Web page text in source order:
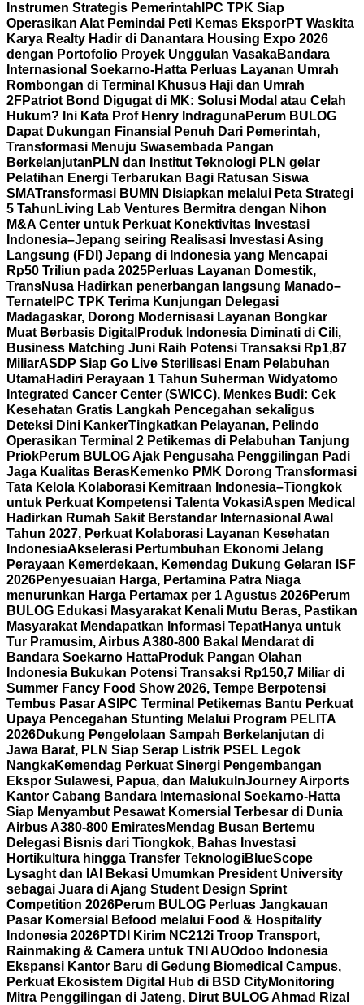
Instrumen Strategis Pemerintah IPC TPK Siap
Operasikan Alat Pemindai Peti Kemas EksporPT Waskita
Karya Realty Hadir di Danantara Housing Expo 2026
dengan Portofolio Proyek Unggulan VasakaBandara
Internasional Soekarno-Hatta Perluas Layanan Umrah
Rombongan di Terminal Khusus Haji dan Umrah
2FPatriot Bond Digugat di MK: Solusi Modal atau Celah
Hukum? Ini Kata Prof Henry IndragunaPerum BULOG
Dapat Dukungan Finansial Penuh Dari Pemerintah,
Transformasi Menuju Swasembada Pangan
Berkelanjutan PLN dan Institut Teknologi PLN gelar
Pelatihan Energi Terbarukan Bagi Ratusan Siswa
SMATransformasi BUMN Disiapkan melalui Peta Strategi
5 Tahun Living Lab Ventures Bermitra dengan Nihon
M&A Center untuk Perkuat Konektivitas Investasi
Indonesia–Jepang seiring Realisasi Investasi Asing
Langsung (FDI) Jepang di Indonesia yang Mencapai
Rp50 Triliun pada 2025Perluas Layanan Domestik,
TransNusa Hadirkan penerbangan langsung Manado–
Ternate IPC TPK Terima Kunjungan Delegasi
Madagaskar, Dorong Modernisasi Layanan Bongkar
Muat Berbasis Digital Produk Indonesia Diminati di Cili,
Business Matching Juni Raih Potensi Transaksi Rp1,87
MiliarASDP Siap Go Live Sterilisasi Enam Pelabuhan
UtamaHadiri Perayaan 1 Tahun Suherman Widyatomo
Integrated Cancer Center (SWICC), Menkes Budi: Cek
Kesehatan Gratis Langkah Pencegahan sekaligus
Deteksi Dini KankerTingkatkan Pelayanan, Pelindo
Operasikan Terminal 2 Petikemas di Pelabuhan Tanjung
PriokPerum BULOG Ajak Pengusaha Penggilingan Padi
Jaga Kualitas BerasKemenko PMK Dorong Transformasi
Tata Kelola Kolaborasi Kemitraan Indonesia–Tiongkok
untuk Perkuat Kompetensi Talenta VokasiAspen Medical
Hadirkan Rumah Sakit Berstandar Internasional Awal
Tahun 2027, Perkuat Kolaborasi Layanan Kesehatan
IndonesiaAkselerasi Pertumbuhan Ekonomi Jelang
Perayaan Kemerdekaan, Kemendag Dukung Gelaran ISF
2026Penyesuaian Harga, Pertamina Patra Niaga
menurunkan Harga Pertamax per 1 Agustus 2026Perum
BULOG Edukasi Masyarakat Kenali Mutu Beras, Pastikan
Masyarakat Mendapatkan Informasi TepatHanya untuk
Tur Pramusim, Airbus A380-800 Bakal Mendarat di
Bandara Soekarno HattaProduk Pangan Olahan
Indonesia Bukukan Potensi Transaksi Rp150,7 Miliar di
Summer Fancy Food Show 2026, Tempe Berpotensi
Tembus Pasar AS IPC Terminal Petikemas Bantu Perkuat
Upaya Pencegahan Stunting Melalui Program PELITA
2026Dukung Pengelolaan Sampah Berkelanjutan di
Jawa Barat, PLN Siap Serap Listrik PSEL Legok
NangkaKemendag Perkuat Sinergi Pengembangan
Ekspor Sulawesi, Papua, dan Maluku InJourney Airports
Kantor Cabang Bandara Internasional Soekarno-Hatta
Siap Menyambut Pesawat Komersial Terbesar di Dunia
Airbus A380-800 EmiratesMendag Busan Bertemu
Delegasi Bisnis dari Tiongkok, Bahas Investasi
Hortikultura hingga Transfer TeknologiBlueScope
Lysaght dan IAI Bekasi Umumkan President University
sebagai Juara di Ajang Student Design Sprint
Competition 2026Perum BULOG Perluas Jangkauan
Pasar Komersial Befood melalui Food & Hospitality
Indonesia 2026PTDI Kirim NC212i Troop Transport,
Rainmaking & Camera untuk TNI AUOdoo Indonesia
Ekspansi Kantor Baru di Gedung Biomedical Campus,
Perkuat Ekosistem Digital Hub di BSD CityMonitoring
Mitra Penggilingan di Jateng, Dirut BULOG Ahmad Rizal